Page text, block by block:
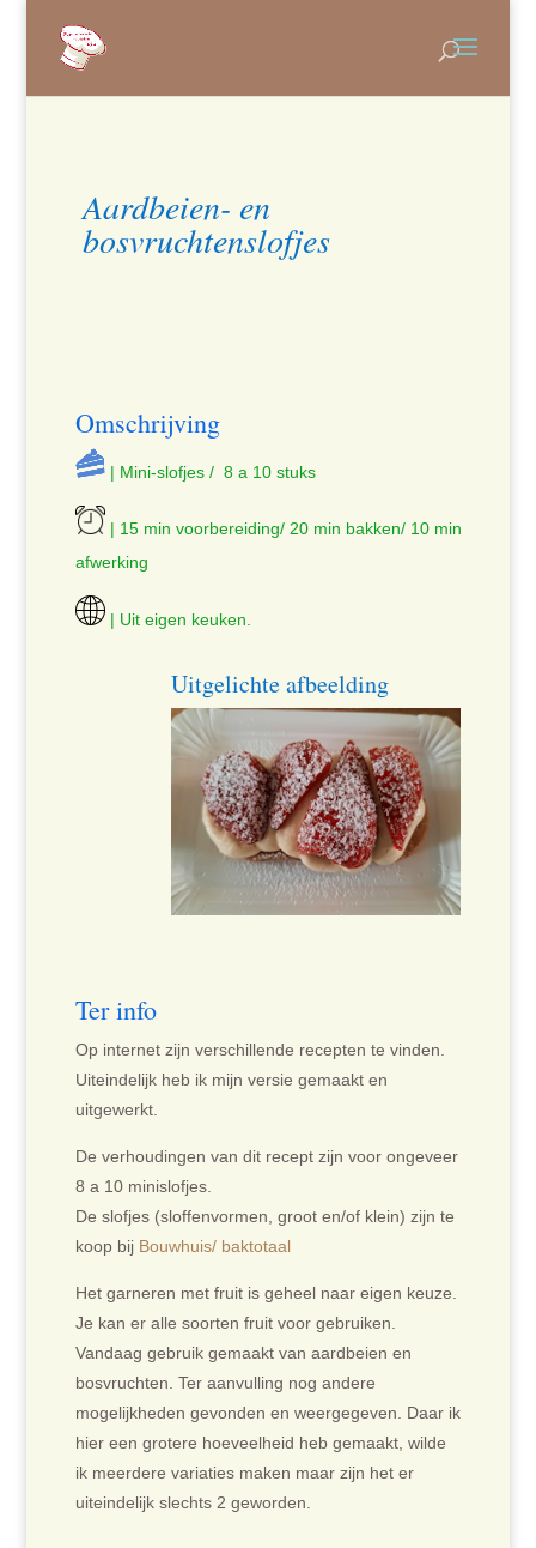
Aardbeien- en
bosvruchtenslofjes
Omschrijving
| Mini-slofjes / 8 a 10 stuks
| 15 min voorbereiding/ 20 min bakken/ 10 min
afwerking
| Uit eigen keuken.
Uitgelichte afbeelding
Ter info
Op internet zijn verschillende recepten te vinden.
Uiteindelijk heb ik mijn versie gemaakt en
uitgewerkt.
De verhoudingen van dit recept zijn voor ongeveer
8 a 10 minislofjes.
De slofjes (sloffenvormen, groot en/of klein) zijn te
koop bij Bouwhuis/ baktotaal
Het garneren met fruit is geheel naar eigen keuze.
Je kan er alle soorten fruit voor gebruiken.
Vandaag gebruik gemaakt van aardbeien en
bosvruchten. Ter aanvulling nog andere
mogelijkheden gevonden en weergegeven. Daar ik
hier een grotere hoeveelheid heb gemaakt, wilde
ik meerdere variaties maken maar zijn het er
uiteindelijk slechts 2 geworden.